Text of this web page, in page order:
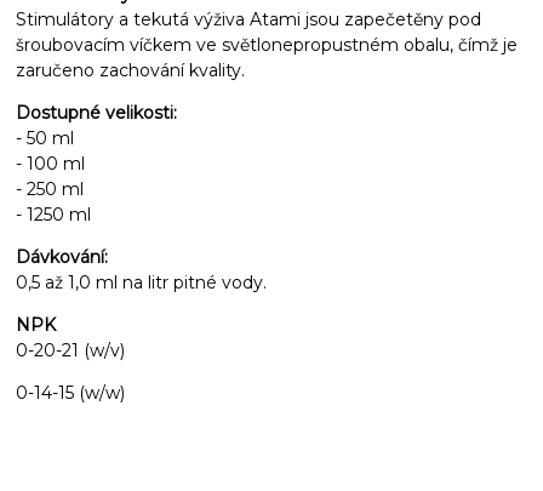
Stimulátory a tekutá výživa Atami jsou zapečetěny pod
šroubovacím víčkem ve světlonepropustném obalu, čímž je
zaručeno zachování kvality.
Dostupné velikosti:
- 50 ml
- 100 ml
- 250 ml
- 1250 ml
Dávkování:
0,5 až 1,0 ml na litr pitné vody.
NPK
0-20-21 (w/v)
0-14-15 (w/w)